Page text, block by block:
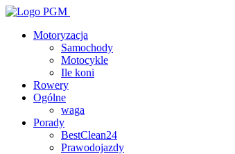
Motoryzacja
Samochody
Motocykle
Ile koni
Rowery
Ogólne
waga
Porady
BestClean24
Prawodojazdy